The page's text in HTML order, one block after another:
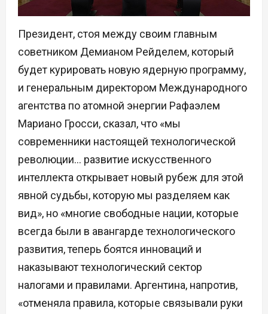
Президент, стоя между своим главным
советником Демианом Рейделем, который
будет курировать новую ядерную программу,
и генеральным директором Международного
агентства по атомной энергии Рафаэлем
Мариано Гросси, сказал, что «мы
современники настоящей технологической
революции… развитие искусственного
интеллекта открывает новый рубеж для этой
явной судьбы, которую мы разделяем как
вид», но «многие свободные нации, которые
всегда были в авангарде технологического
развития, теперь боятся инноваций и
наказывают технологический сектор
налогами и правилами. Аргентина, напротив,
«отменяла правила, которые связывали руки